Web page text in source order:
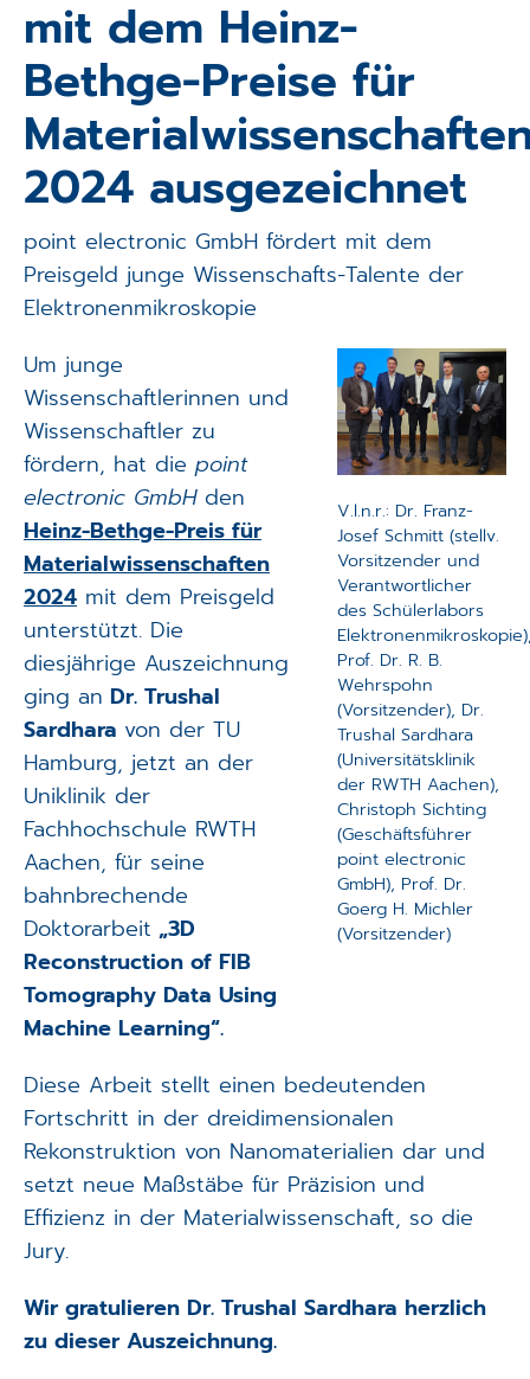
Applikationen
Techniken
Unternehmen
mit dem Heinz-
Bethge-Preise für
2024 ausgezeichnet
point electronic GmbH fördert mit dem
Preisgeld junge Wissenschafts-Talente der
Elektronenmikroskopie
V.l.n.r.: Dr. Franz-
Josef Schmitt (stellv.
Vorsitzender und
Verantwortlicher
des Schülerlabors
Prof. Dr. R. B.
Wehrspohn
(Vorsitzender), Dr.
Trushal Sardhara
(Universitätsklinik
der RWTH Aachen),
Christoph Sichting
(Geschäftsführer
point electronic
GmbH), Prof. Dr.
Goerg H. Michler
(Vorsitzender)
Um junge
Wissenschaftlerinnen und
Wissenschaftler zu
fördern, hat die point
electronic GmbHden
Heinz-Bethge-Preis für
Materialwissenschaften
2024mit dem Preisgeld
unterstützt. Die
diesjährige Auszeichnung
ging an Dr. Trushal
Sardhara von der TU
Hamburg, jetzt an der
Uniklinik der
Fachhochschule RWTH
Aachen, für seine
bahnbrechende
Doktorarbeit „3D
Reconstruction of FIB
Tomography Data Using
Machine Learning“.
Diese Arbeit stellt einen bedeutenden
Fortschritt in der dreidimensionalen
Rekonstruktion von Nanomaterialien dar und
setzt neue Maßstäbe für Präzision und
Effizienz in der Materialwissenschaft, so die
Jury.
Wir gratulieren Dr. Trushal Sardhara herzlich
zu dieser Auszeichnung.